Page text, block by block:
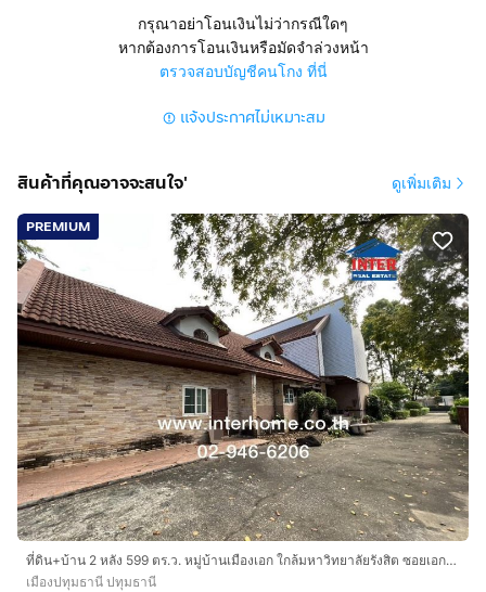
ตำบลหลักหก อำเภอเมืองปทุมธานี จังหวัดปทุมธานี
สูง 2 ชั้น 4 ห้องนอน 3 ห้องน้ำ 1 ห้องรับแขก 1 ห้องแม่บ้าน 1
การตกแต่ง
- บ้านขายตามสภาพ
- โครงสร้างแข็งแรง
- พื้นที่ใช้สอย 600 ตารางเมตร
- หน้ากว้าง 20 เมตร ลึก 60 เมตร
- บ้านหันหน้าทิศตะวันออก
- มีพื้นที่เหลือด้านหน้า
- ตารางวาละ 46,358 บาท
- สภาพแวดล้อมดี
ทำเลดีสถานที่ใกล้เคียง
ใกล้มหาวิทยาลัยรังสิต
ศาลพระพรหมเมืองเอก
ฟิวเจอร์พาร์ครังสิต
เซียร์รังสิต
สนามกอล์ฟเมืองเอก
กรุณาอย่าโอนเงินไม่ว่ากรณีใดๆ
หากต้องการโอนเงินหรือมัดจำล่วงหน้า
ตรวจสอบบัญชีคนโกง ที่นี่
แจ้งประกาศไม่เหมาะสม
สินค้าที่คุณอาจจะสนใจ' ดูเพิ่มเติม
PREMIUM
ที่ดิน+บ้าน 2 หลัง 599 ตร.ว. หมู่บ้านเมืองเอก ใกล้มหาวิทยาลัยรังสิต ซอยเอกทักษิณ4 ถนนพหลโยธิน ถนนกำแพงเพชร6 ถนนเอกทักษิณ เมืองปทุมธานี ปทุม
เมืองปทุมธานี ปทุมธานี